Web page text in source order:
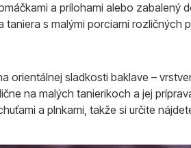
a prílohami alebo zabalený
s malými porciami rozličných
orientálnej sladkosti baklave –
na malých tanierikoch a jej
a plnkami, takže si určite